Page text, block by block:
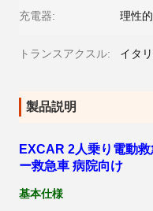
充電器: 理性
トランスアクスル: イタ
製品説明
EXCAR 2人乗り電動
ー救急車 病院向け
基本仕様